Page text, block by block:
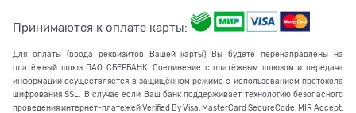
Принимаются к оплате карты:
Для оплаты (ввода реквизитов Вашей карты) Вы будете перенаправлены на
платёжный шлюз ПАО СБЕРБАНК. Соединение с платёжным шлюзом и передача
информации осуществляется в защищённом режиме с использованием протокола
шифрования SSL. В случае если Ваш банк поддерживает технологию безопасного
проведения интернет-платежей Verified By Visa, MasterCard SecureCode, MIR Accept,